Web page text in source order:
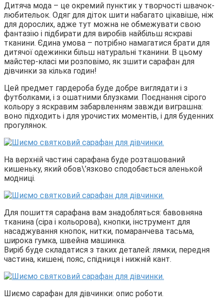
Дитяча мода – це окремий пунктик у творчості швачок-
любительок. Одяг для діток шити набагато цікавіше, ніж
для дорослих, адже тут можна не обмежувати свою
фантазію і підбирати для виробів найбільш яскраві
тканини. Єдина умова – потрібно намагатися брати для
дитячої одежинки більш натуральні тканини. В цьому
майстер-класі ми розповімо, як зшити сарафан для
дівчинки за кілька годин!
Цей предмет гардероба буде добре виглядати і з
футболками, і з ошатними блузками. Поєднання сірого
кольору з яскравим забарвленням завжди виграшна:
воно підходить і для урочистих моментів, і для буденних
прогулянок.
На верхній частині сарафана буде розташований
кишеньку, який обов\’язково сподобається аленькой
модниці.
Для пошиття сарафана вам знадобляться: бавовняна
тканина (сіра і кольорова), кнопки, інструмент для
насаджування кнопок, нитки, помаранчева тасьма,
широка гумка, швейна машинка.
Виріб буде складатися з таких деталей: лямки, передня
частина, кишені, пояс, спідниця і нижній кант.
Шиємо сарафан для дівчинки: опис роботи.